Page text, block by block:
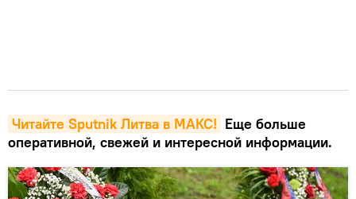
Читайте Sputnik Литва в MAКС! Еще больше
оперативной, свежей и интересной информации.